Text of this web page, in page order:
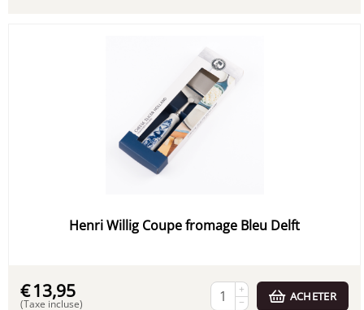
Henri Willig Coupe fromage Bleu Delft
€13,95
(Taxe incluse)
+
−
ACHETER